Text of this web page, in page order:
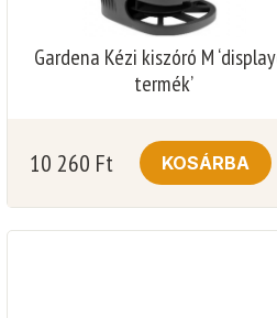
Gardena Kézi kiszóró M
termék’
10 260 Ft KOSÁRBA